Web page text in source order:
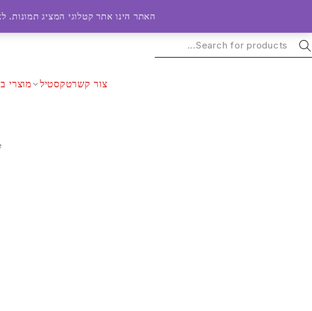
צור קשרטקסטיל מוצרי
האתר הינו אתר קטלוגי המציג תמונות.